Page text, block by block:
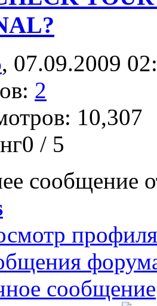
, 07.09.2009
2
10,307
/ 5
сообщение
профиля
сообщение